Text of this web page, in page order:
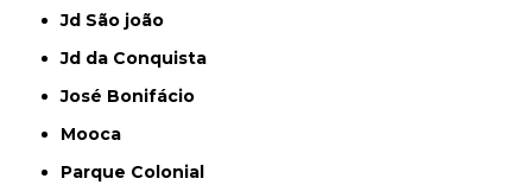
Jd São joão
Jd da Conquista
José Bonifácio
Mooca
Parque Colonial